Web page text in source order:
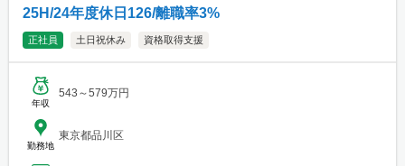
25H/24年度休日126/離職率3%
正社員 土日祝休み 資格取得支援
年収
543～579万円
勤務地
東京都品川区